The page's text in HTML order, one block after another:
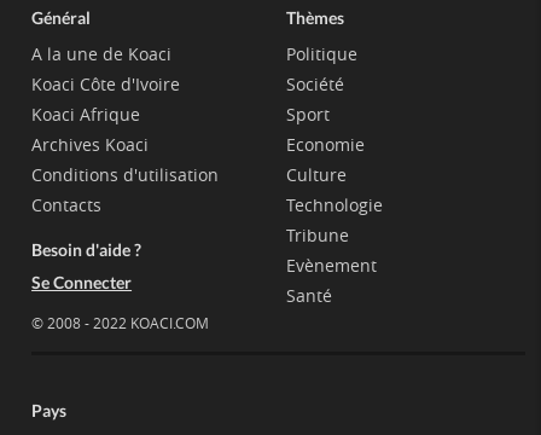
Général
A la une de Koaci
Koaci Côte d'Ivoire
Koaci Afrique
Archives Koaci
Conditions d'utilisation
Contacts
Besoin d'aide ?
Se Connecter
© 2008 - 2022 KOACI.COM
Thèmes
Politique
Société
Sport
Economie
Culture
Technologie
Tribune
Evènement
Santé
Pays